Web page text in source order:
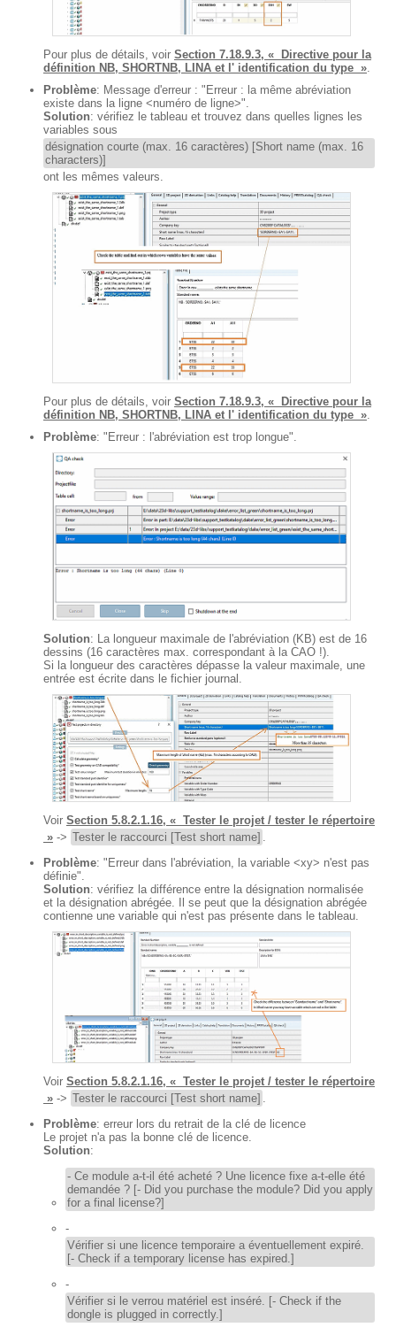
Pour plus de détails, voir Section 7.18.9.3, « Directive pour la
définition NB, SHORTNB, LINA et l' identification du type »
Problème: Message d'erreur : "Erreur : la même abréviation
existe dans la ligne <numéro de ligne>".
Solution: vérifiez le tableau et trouvez dans quelles lignes les
variables sous
désignation courte (max. 16 caractères) [Short name (max. 16
characters)]
ont les mêmes valeurs.
Pour plus de détails, voir Section 7.18.9.3, « Directive pour la
définition NB, SHORTNB, LINA et l' identification du type ».
Problème: "Erreur : l'abréviation est trop longue".
Solution: La longueur maximale de l'abréviation (KB) est de 16
dessins (16 caractères max. correspondant à la CAO !).
Si la longueur des caractères dépasse la valeur maximale, une
entrée est écrite dans le fichier journal.
Voir Section 5.8.2.1.16, « Tester le projet / tester le répertoire
» -> Tester le raccourci [Test short name] .
Problème: "Erreur dans l'abréviation, la variable <xy> n'est pas
définie".
Solution: vérifiez la différence entre la désignation normalisée
et la désignation abrégée. Il se peut que la désignation abrégée
contienne une variable qui n'est pas présente dans le tableau.
Voir Section 5.8.2.1.16, « Tester le projet / tester le répertoire
» -> Tester le raccourci [Test short name]
Problème: erreur lors du retrait de la clé de licence
Le projet n'a pas la bonne clé de licence.
Solution:
- Ce module a-t-il été acheté ? Une licence fixe a-t-elle été
demandée ? [- Did you purchase the module? Did you apply
for a final license?]
-
Vérifier si une licence temporaire a éventuellement expiré.
[- Check if a temporary license has expired.]
-
Vérifier si le verrou matériel est inséré. [- Check if the
dongle is plugged in correctly.]